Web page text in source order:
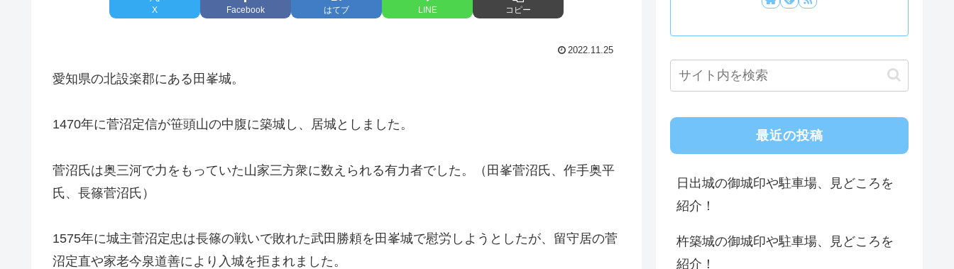
X Facebook はてブ LINE コピー
2022.11.25
愛知県の北設楽郡にある田峯城。
1470年に菅沼定信が笹頭山の中腹に築城し、居城としました。
菅沼氏は奥三河で力をもっていた山家三方衆に数えられる有力者でした。（田峯菅沼氏、作手奥平
氏、長篠菅沼氏）
1575年に城主菅沼定忠は長篠の戦いで敗れた武田勝頼を田峯城で慰労しようとしたが、留守居の菅
沼定直や家老今泉道善により入城を拒まれました。
最近の投稿
日出城の御城印や駐車場、見どころを
紹介！
杵築城の御城印や駐車場、見どころを
紹介！